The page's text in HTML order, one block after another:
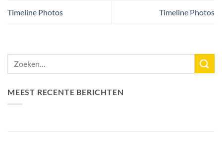
Timeline Photos Timeline Photos
MEEST RECENTE BERICHTEN